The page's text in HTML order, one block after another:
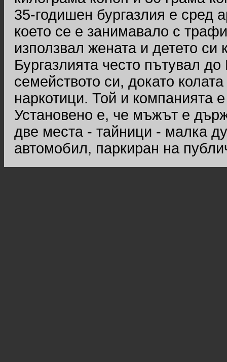
35-годишен бургазлия е сред
което се е занимавало с
използвал жената и детето си
Бургазлията често пътувал
семейството си, докато
наркотици. Той и компанията
Установено е, че мъжът е
две места - тайници - малка
автомобил, паркиран на